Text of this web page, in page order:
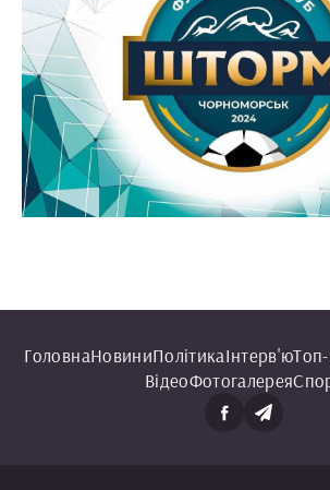
ГоловнаНовиниПолітикаІнтерв'ю
ВідеоФотогалерея